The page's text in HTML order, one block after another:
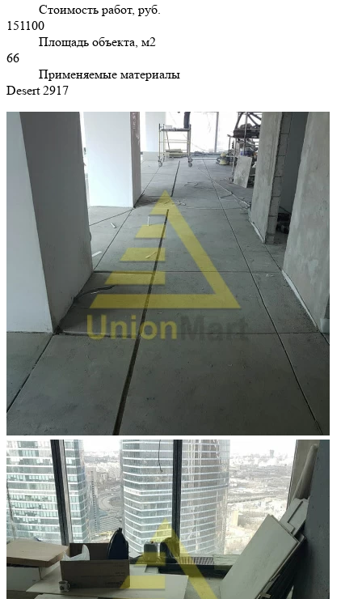
Стоимость работ, руб.
151100
Площадь объекта, м2
66
Применяемые материалы
Desert 2917